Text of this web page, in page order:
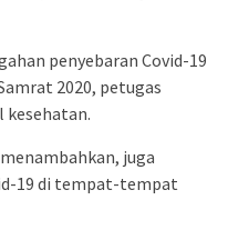
penyebaran Covid-19
2020, petugas
kesehatan.
juga
19 di tempat-tempat